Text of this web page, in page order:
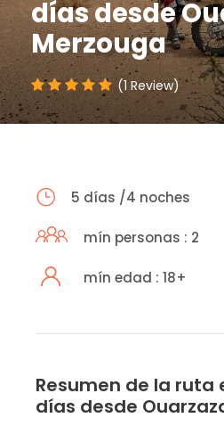
días desde
Merzouga
(1 Review)
5 días /4 noches
mín personas : 2
mín edad : 18+
Resumen de la ruta
días desde